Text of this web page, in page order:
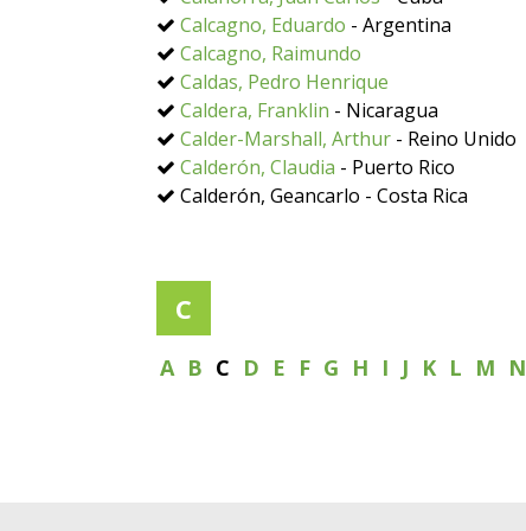
Calcagno, Eduardo - Argentina
Calcagno, Raimundo
Caldas, Pedro Henrique
Caldera, Franklin - Nicaragua
Calder-Marshall, Arthur - Reino Unido
Calderón, Claudia - Puerto Rico
Calderón, Geancarlo - Costa Rica
C
A B C D E F G H I J K L M N